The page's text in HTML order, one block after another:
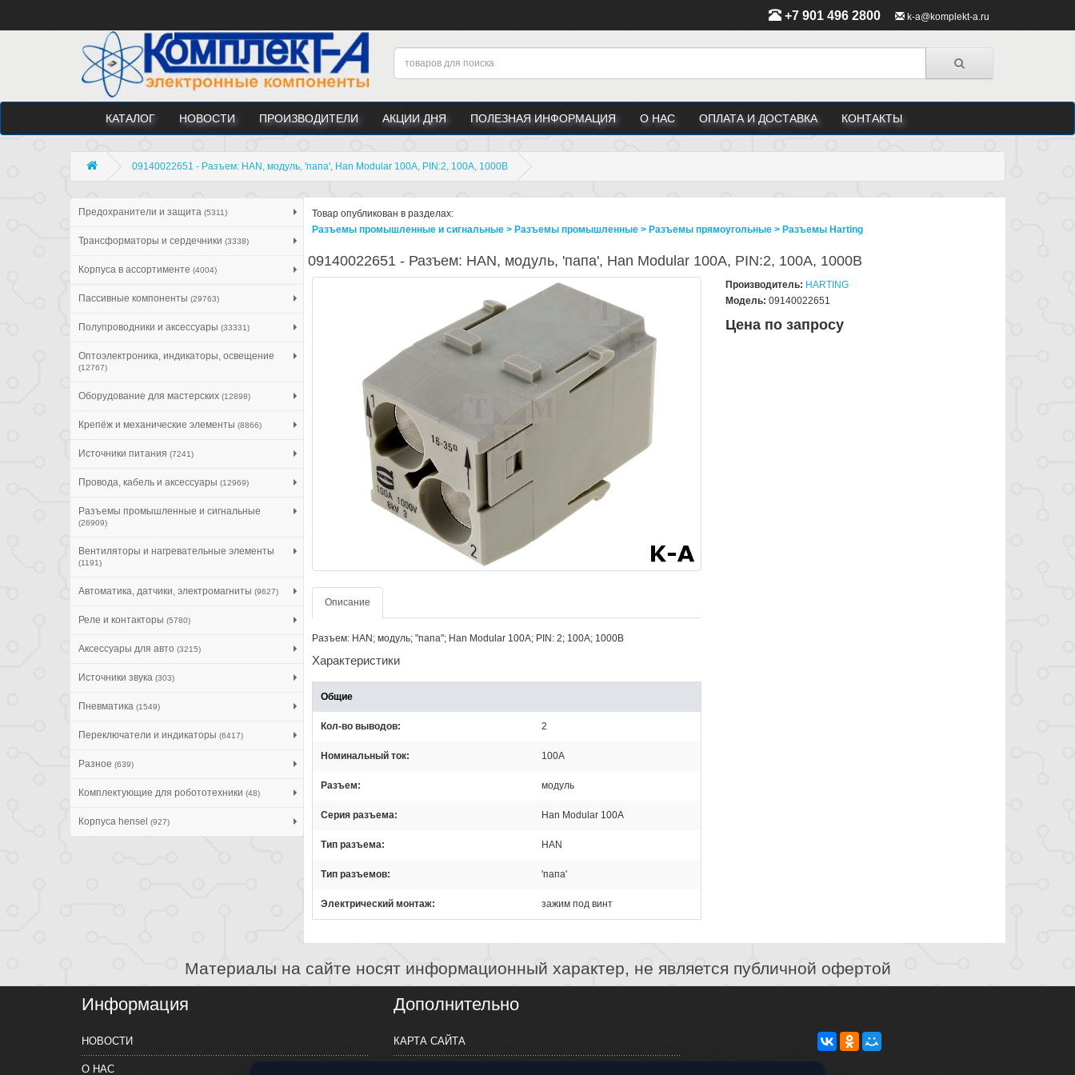
+7 901 496 2800 k-a@komplekt-a.ru
КАТАЛОГ НОВОСТИ ПРОИЗВОДИТЕЛИ АКЦИИ ДНЯ ПОЛЕЗНАЯ ИНФОРМАЦИЯ О НАС ОПЛАТА И ДОСТАВКА КОНТАКТЫ
09140022651 - Разъем: HAN, модуль, 'папа', Han Modular 100A, PIN:2, 100А, 1000В
Предохранители и защита (5311)
Трансформаторы и сердечники (3338)
Корпуса в ассортименте (4004)
Пассивные компоненты (29763)
Полупроводники и аксессуары (33331)
Оптоэлектроника, индикаторы, освещение
(12767)
Оборудование для мастерских (12898)
Крепёж и механические элементы (8866)
Источники питания (7241)
Провода, кабель и аксессуары (12969)
Разъемы промышленные и сигнальные
(26909)
Вентиляторы и нагревательные элементы
(1191)
Автоматика, датчики, электромагниты (9627)
Реле и контакторы (5780)
Аксессуары для авто (3215)
Источники звука (303)
Пневматика (1549)
Переключатели и индикаторы (6417)
Разное (639)
Комплектующие для робототехники (48)
Корпуса hensel (927)
Товар опубликован в разделах:
Разъемы промышленные и сигнальные > Разъeмы промышленные > Разъeмы прямоугольные > Разъeмы Harting
09140022651 - Разъем: HAN, модуль, 'папа', Han Modular 100A, PIN:2, 100А, 1000В
Описание
Разъем: HAN; модуль; "папа"; Han Modular 100A; PIN: 2; 100А; 1000В
Характеристики
Общие
Кол-во выводов 2
Номинальный ток 100А
Разъем модуль
Серия разъема Han Modular 100A
Тип разъема HAN
Тип разъемов 'папа'
Электрический монтаж зажим под винт
Производитель: HARTING
Модель: 09140022651
Цена по запросу
Материалы на сайте носят информационный характер, не является публичной офертой
Информация
НОВОСТИ
О НАС
Дополнительно
КАРТА САЙТА